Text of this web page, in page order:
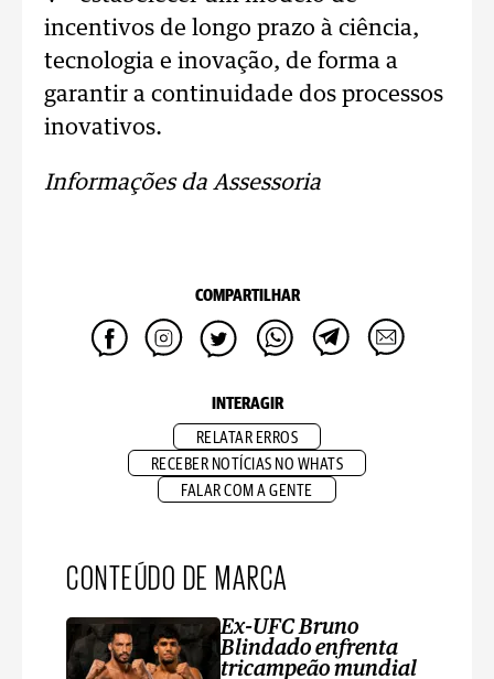
incentivos de longo prazo à ciência,
tecnologia e inovação, de forma a
garantir a continuidade dos processos
inovativos.
Informações da Assessoria
COMPARTILHAR
INTERAGIR
RELATAR ERROS
RECEBER NOTÍCIAS NO WHATS
FALAR COM A GENTE
CONTEÚDO DE MARCA
Ex-UFC Bruno
Blindado enfrenta
tricampeão mundial